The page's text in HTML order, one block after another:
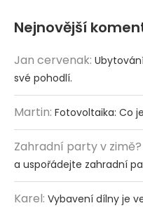
Nejnovější
Jan cervenak:
své pohodlí.
Martin: Fotovoltaika: Co
Zahradní party v
a uspořádejte zahradní
Karel: Vybavení dílny je